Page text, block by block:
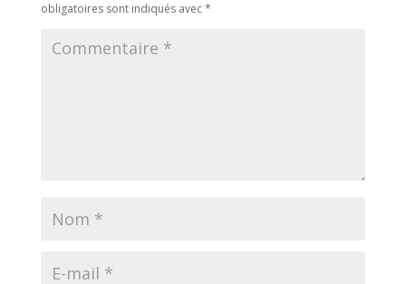
obligatoires sont indiqués avec*